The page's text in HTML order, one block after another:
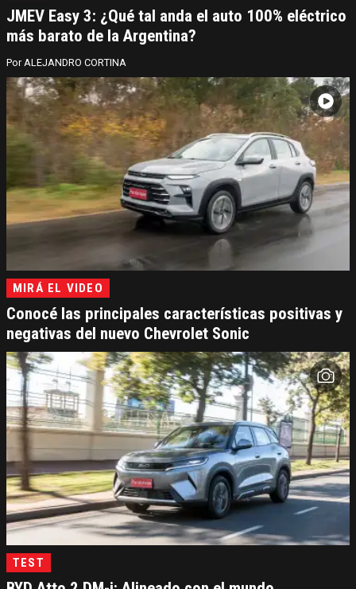
JMEV Easy 3: ¿Qué tal anda el auto 100% eléctrico
más barato de la Argentina?
ALEJANDRO CORTINA
MIRÁ EL VIDEO
Conocé las principales características positivas y
negativas del nuevo Chevrolet Sonic
TEST